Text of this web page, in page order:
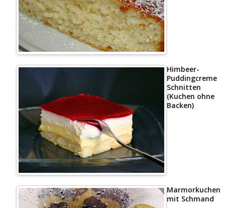
Himbeer-
Puddingcreme
Schnitten
(Kuchen ohne
Backen)
Marmorkuchen
mit Schmand